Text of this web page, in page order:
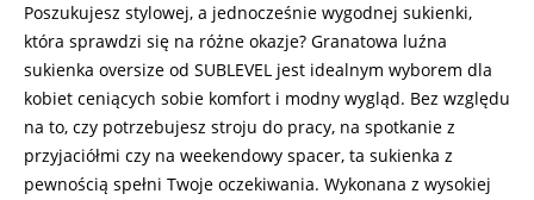
Poszukujesz stylowej, a jednocześnie wygodnej sukienki,
która sprawdzi się na różne okazje? Granatowa luźna
sukienka oversize od SUBLEVEL jest idealnym wyborem dla
kobiet ceniących sobie komfort i modny wygląd. Bez względu
na to, czy potrzebujesz stroju do pracy, na spotkanie z
przyjaciółmi czy na weekendowy spacer, ta sukienka z
pewnością spełni Twoje oczekiwania. Wykonana z wysokiej